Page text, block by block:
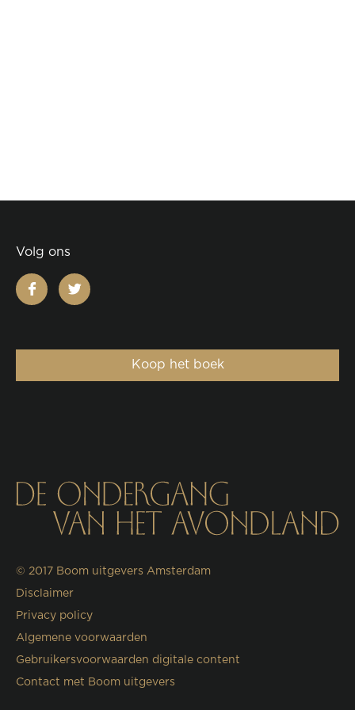
Volg ons
facebooktwitter
Koop het boek
© 2017 Boom uitgevers Amsterdam
Disclaimer
Privacy policy
Algemene voorwaarden
Gebruikersvoorwaarden digitale content
Contact met Boom uitgevers